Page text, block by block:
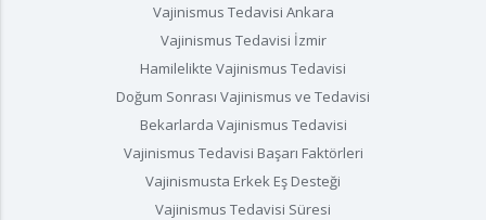
Vajinismus Tedavisi Ankara
Vajinismus Tedavisi İzmir
Hamilelikte Vajinismus Tedavisi
Doğum Sonrası Vajinismus ve Tedavisi
Bekarlarda Vajinismus Tedavisi
Vajinismus Tedavisi Başarı Faktörleri
Vajinismusta Erkek Eş Desteği
Vajinismus Tedavisi Süresi